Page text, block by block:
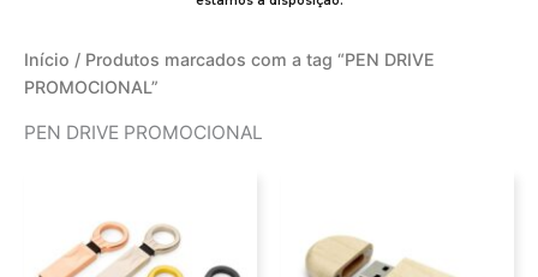
Início / Produtos marcados com a tag “PEN DRIVE
PROMOCIONAL”
PEN DRIVE PROMOCIONAL